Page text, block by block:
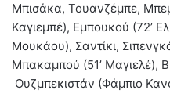
Μπισάκα, Τουανζέμπε,
Καγιεμπέ), Εμπουκού (72’
Μουκάου), Σαντίκι,
Μπακαμπού (51’ Μαγιελέ),
Ουζμπεκιστάν (Φάμπιο